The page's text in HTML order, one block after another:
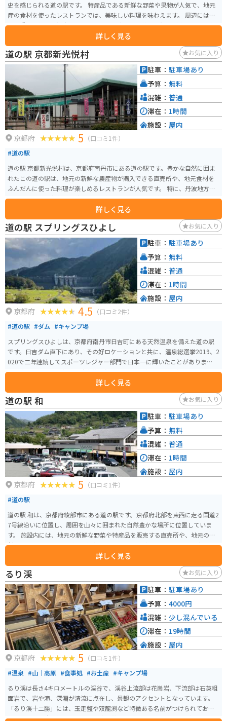
史を感じられる道の駅です。 特産品である新鮮な野菜や果物が人気で、地元
産の食材を使ったレストランでは、美味しい料理を味わえます。 周辺には、
国の重要文化財に指定されている「正寿院」や、美しい紅葉が楽しめる「瑠
璃渓谷」など、観光スポットも充実しており、ツーリングの休憩場所として
も最適です。バイクスタンドも設置されています。 また、道の駅の隣には
「丹波ワインハウス」があり、地元産のワインの試飲や購入も楽しめます。
【おすすめポイント】 * 地元産の新鮮な野菜や果物が購入できる * 丹波ワイ
ンの試飲や購入ができる * 周辺に歴史的な建造物や自然豊かな観光スポット
が多い
詳しく見る
道の駅 京都新光悦村 お気に入り
京都府 5 （口コミ1件）
#道の駅
道の駅 京都新光悦村は、京都府南丹市にある道の駅です。豊かな自然に囲ま
れたこの道の駅は、地元の新鮮な農産物が購入できる直売所や、地元食材を
ふんだんに使った料理が楽しめるレストランが人気です。 特に、丹波地方は
栗の産地として有名で、秋には栗を使ったスイーツなども販売されていま
す。また、周辺には、紅葉の名所として知られる高雄や、清滝川沿いの美し
い景色が楽しめる嵐山など、観光スポットも豊富です。 バイクで訪れる場
合、駐車場も広く停めやすいので安心です。道の駅を起点に、京都市内とは
また違った、自然豊かな景色を楽しみながらツーリングするのもおすすめで
す。
詳しく見る
駐車： 駐車場あり
予算： 無料
混雑： 普通
滞在： 1時間
施設： 屋内
道の駅 スプリングスひよし お気に入り
京都府 4.5 （口コミ2件）
#道の駅 #ダム #キャンプ場
スプリングスひよしは、京都府南丹市日吉町にある天然温泉を備えた道の駅
です。日吉ダム直下にあり、その好ロケーションと共に、温泉総選挙2019、2
020で二年連続してスポーツレジャー部門で日本一に輝いたことがあります。
施設内には、ひよし温泉、岩盤浴、温水プールなどのリラクゼーション施設
のほか、キャンプ場やレストランも併設されています。 スプリングスひよし
では、源泉100%の露天風呂や人気のアロマロウリュウサウナ、つぼ湯、電気
風呂などが楽しめます。また、チムジルバン（岩盤浴）も設けられています。
キャンプ場では、日吉ダムの壮大な景色を背景にゆっくりできます。寒い日
には給湯付きの洗い場が嬉しいポイントです。 地元の新鮮な野菜や特産品を
扱うショップもあり、地元の食材を使った料理を楽しむことができます。
詳しく見る
駐車： 駐車場あり
予算： 無料
混雑： 普通
滞在： 1時間
施設： 屋内
道の駅 和 お気に入り
京都府 5 （口コミ1件）
#道の駅
道の駅 和は、京都府綾部市にある道の駅です。京都府北部を東西に走る国道2
7号線沿いに位置し、周囲を山々に囲まれた自然豊かな場所に位置していま
す。 施設内には、地元の新鮮な野菜や特産品を販売する直売所や、地元の食
材をふんだんに使った料理を提供するレストランがあります。特に、綾部産
コシヒカリを使った「猪肉丼」や「鹿肉カレー」が人気です。 道の駅 和は、
ツーリングの休憩場所としても最適です。駐車場も広く、バイクスタンドも
設置されています。また、道の駅周辺には、綾部市の歴史や文化に触れるこ
とができる観光スポットも点在しています。 道の駅 和を訪れた際には、ぜ
ひ、綾部市の豊かな自然と食を満喫してください。
詳しく見る
駐車： 駐車場あり
予算： 無料
混雑： 普通
滞在： 1時間
施設： 屋内
るり渓 お気に入り
京都府 5 （口コミ1件）
#温泉 #山｜高原 #食事処 #お土産 #キャンプ場
るり渓は長さ4キロメートルの渓谷で、渓谷上流部は花崗岩、下流部は石英粗
面岩で、岩や滝、深淵が清流に点在し、景観のアクセントとなっています。
「るり渓十二勝」には、玉走盤や双龍渕など特徴ある名前がつけられてお
り、両岸には広葉樹やアカマツが生い茂っています。最上流部には通天湖と
駐車： 駐車場あり
予算： 4000円
混雑： 少し混んでいる
滞在： 19時間
施設： 屋内